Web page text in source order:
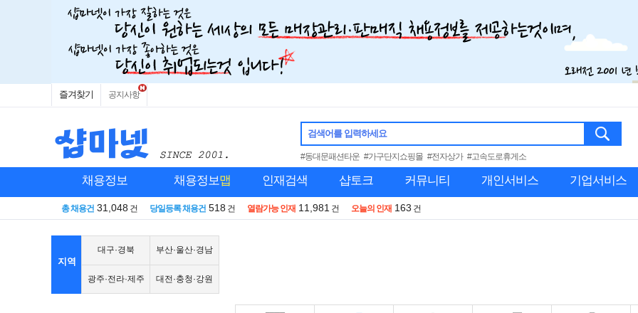
즐겨찾기 공지사항
검색어를 입력하세요
#동대문패션타운 #가구단지쇼핑몰 #전자상가 #고속도로휴게소
채용정보 채용정보맵 인재검색 샵토크 커뮤니티 개인서비스 기업서비스
총 채용건 31,048 건 당일등록 채용건 518 건 열람가능 인재 11,981 건 오늘의 인재 163 건
지역
대구·경북
광주·전라·제주
부산·울산·경남
대전·충청·강원